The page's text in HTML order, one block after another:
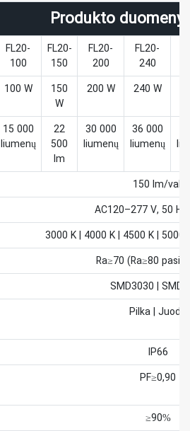
Produkto
FL20-
100
FL20-
150
FL20-
200
FL20-
240
100 W
150
W
200 W 240 W
15 000
liumenų
22
500
lm
30 000
liumenų
36 000
liumenų
150 lm/val.
AC120–277 V, 50
3000 K | 4000 K | 4500 K | 5000
Ra≥70 (Ra≥80
SMD3030 |
Pilka | Juoda
IP66
PF≥0,90
≥90%